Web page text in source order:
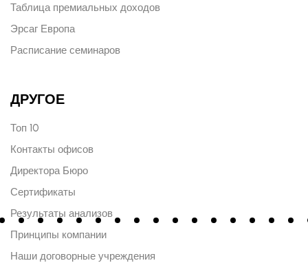
Таблица премиальных доходов
Эрсаг Европа
Расписание семинаров
ДРУГОЕ
Топ 10
Контакты офисов
Директора Бюро
Сертификаты
Результаты анализов
Принципы компании
Наши договорные учреждения